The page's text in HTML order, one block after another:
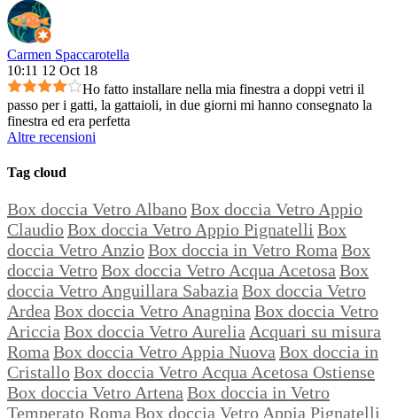
Carmen Spaccarotella
10:11 12 Oct 18
Ho fatto installare nella mia finestra a doppi vetri il
passo per i gatti, la gattaioli, in due giorni mi hanno consegnato la
finestra ed era perfetta
Altre recensioni
Tag cloud
Box doccia Vetro AlbanoBox doccia Vetro Appio
ClaudioBox doccia Vetro Appio Pignatelli Box
doccia Vetro AnzioBox doccia in Vetro Roma Box
doccia VetroBox doccia Vetro Acqua Acetosa Box
doccia Vetro Anguillara Sabazia Box doccia Vetro
Ardea Box doccia Vetro Anagnina Box doccia Vetro
Ariccia Box doccia Vetro Aurelia Acquari su misura
Roma Box doccia Vetro Appia Nuova Box doccia in
CristalloBox doccia Vetro Acqua Acetosa Ostiense
Box doccia Vetro Artena Box doccia in Vetro
Temperato Roma Box doccia Vetro Appia Pignatelli